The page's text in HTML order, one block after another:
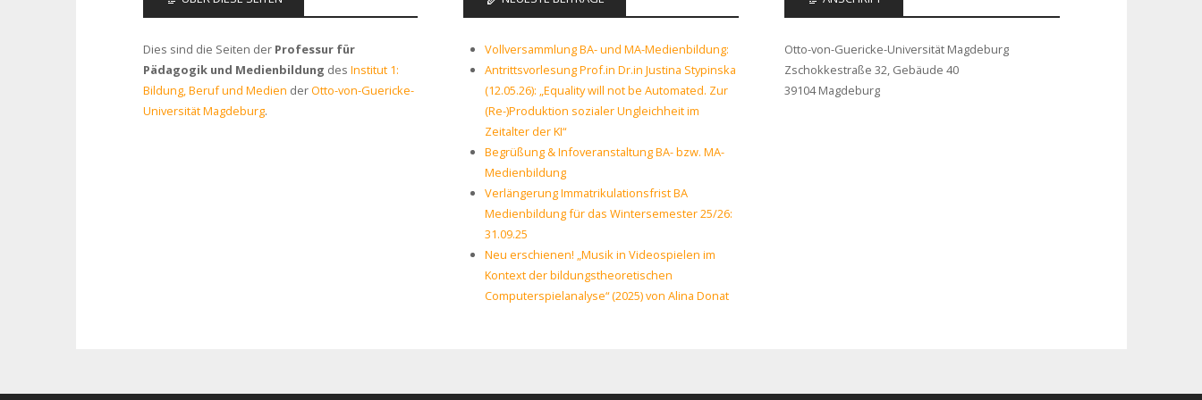
Dies sind die Seiten der Professur für
Pädagogik und Medienbildung des Institut 1:
Bildung, Beruf und Medien derOtto-von-Guericke-
Universität Magdeburg.
Vollversammlung BA- und MA-Medienbildung:
Antrittsvorlesung Prof.in Dr.in Justina Stypinska
(12.05.26): „Equality will not be Automated. Zur
(Re-)Produktion sozialer Ungleichheit im
Zeitalter der KI“
Begrüßung & Infoveranstaltung BA- bzw. MA-
Medienbildung
Verlängerung Immatrikulationsfrist BA
Medienbildung für das Wintersemester 25/26:
31.09.25
Neu erschienen! „Musik in Videospielen im
Kontext der bildungstheoretischen
Computerspielanalyse“ (2025) von Alina Donat
Otto-von-Guericke-Universität Magdeburg
Zschokkestraße 32, Gebäude 40
39104 Magdeburg